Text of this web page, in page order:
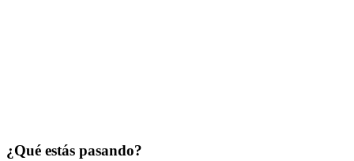
¿Qué estás pasando?